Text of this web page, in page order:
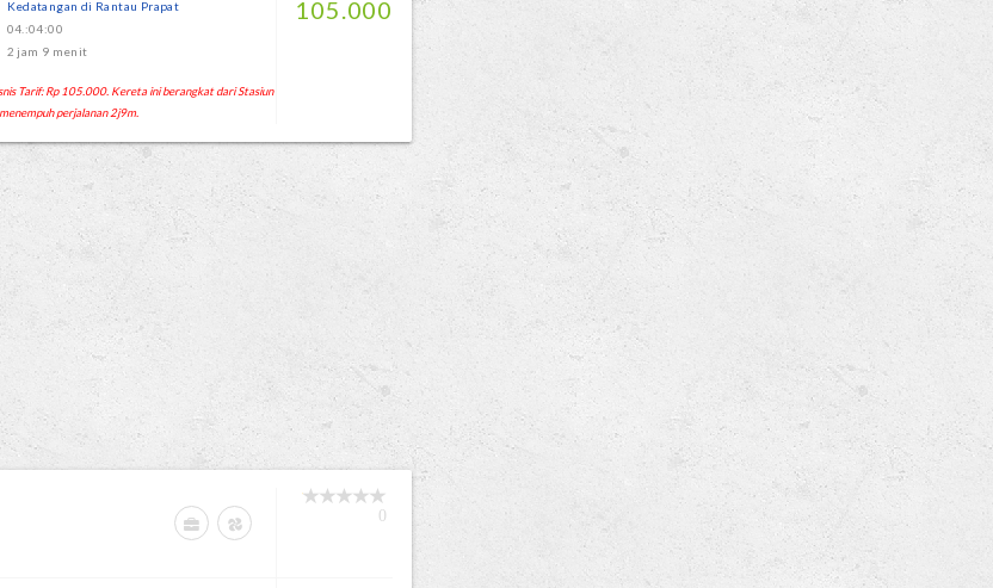
Kedatangan di Rantau Prapat
04.:04:00
2 jam 9 menit
105.000
Tarif: Rp 105.000. Kereta ini berangkat dari Stasiun
perjalanan 2j9m.
0